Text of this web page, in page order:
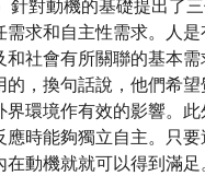
針對動機的基礎提出了
求和自主性需求。人
和社會有所關聯的基本
，換句話說，他們希
環境作有效的影響。
時能夠獨立自主。只
動機就就可以得到滿